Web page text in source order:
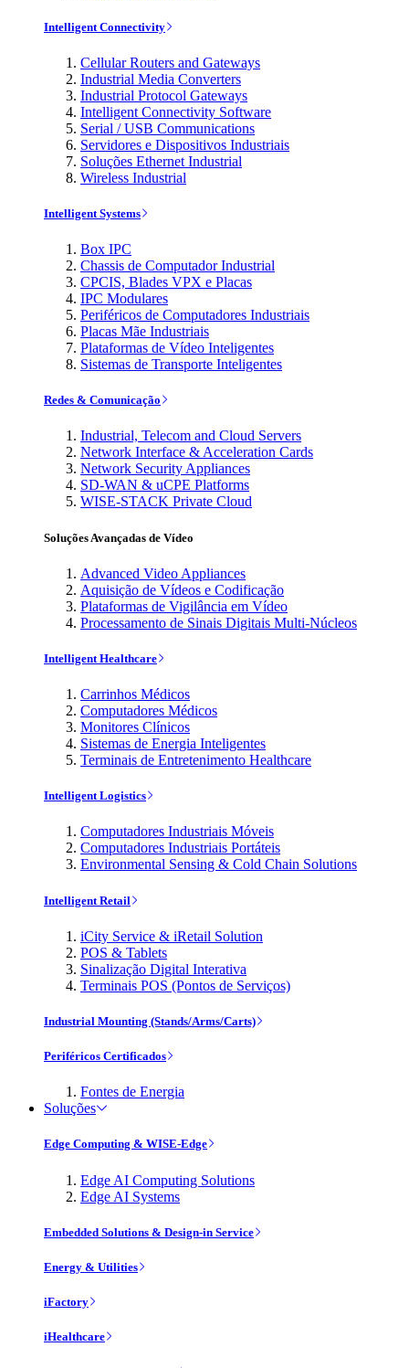
Intelligent Connectivity
Cellular Routers and Gateways
Industrial Media Converters
Industrial Protocol Gateways
Intelligent Connectivity Software
Serial / USB Communications
Servidores e Dispositivos Industriais
Soluções Ethernet Industrial
Wireless Industrial
Intelligent Systems
Box IPC
Chassis de Computador Industrial
CPCIS, Blades VPX e Placas
IPC Modulares
Periféricos de Computadores Industriais
Placas Mãe Industriais
Plataformas de Vídeo Inteligentes
Sistemas de Transporte Inteligentes
Redes & Comunicação
Industrial, Telecom and Cloud Servers
Network Interface & Acceleration Cards
Network Security Appliances
SD-WAN & uCPE Platforms
WISE-STACK Private Cloud
Soluções Avançadas de Vídeo
Advanced Video Appliances
Aquisição de Vídeos e Codificação
Plataformas de Vigilância em Vídeo
Processamento de Sinais Digitais Multi-Núcleos
Intelligent Healthcare
Carrinhos Médicos
Computadores Médicos
Monitores Clínicos
Sistemas de Energia Inteligentes
Terminais de Entretenimento Healthcare
Intelligent Logistics
Computadores Industriais Móveis
Computadores Industriais Portáteis
Environmental Sensing & Cold Chain Solutions
Intelligent Retail
iCity Service & iRetail Solution
POS & Tablets
Sinalização Digital Interativa
Terminais POS (Pontos de Serviços)
Industrial Mounting (Stands/Arms/Carts)
Periféricos Certificados
Fontes de Energia
Soluções
Edge Computing & WISE-Edge
Edge AI Computing Solutions
Edge AI Systems
Embedded Solutions & Design-in Service
Energy & Utilities
iFactory
iHealthcare